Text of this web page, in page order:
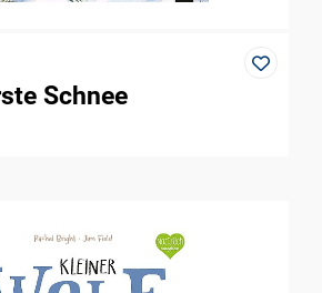
Schnee